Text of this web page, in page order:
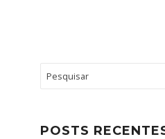
POSTS